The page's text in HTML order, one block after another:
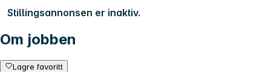
Stillingsannonsen er inaktiv.
Om jobben
Lagre favoritt